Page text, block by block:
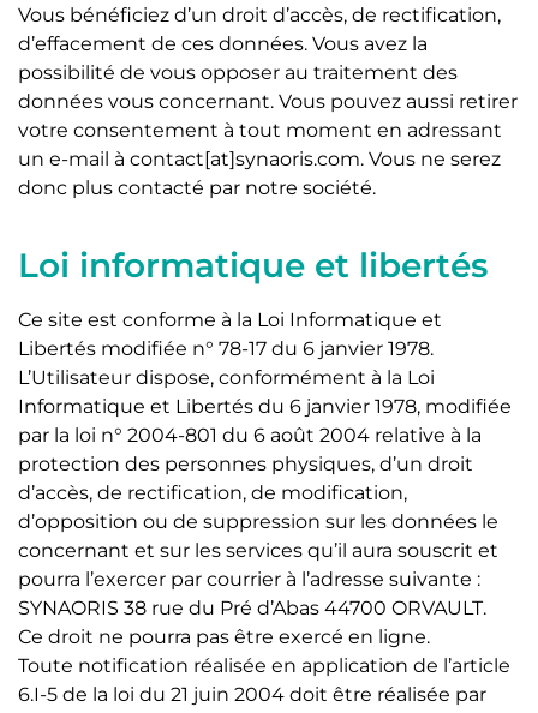
Vous bénéficiez d’un droit d’accès, de rectification,
d’effacement de ces données. Vous avez la
possibilité de vous opposer au traitement des
données vous concernant. Vous pouvez aussi retirer
votre consentement à tout moment en adressant
un e-mail à contact[at]synaoris.com. Vous ne serez
donc plus contacté par notre société.
Loi informatique et libertés
Ce site est conforme à la Loi Informatique et
Libertés modifiée n° 78-17 du 6 janvier 1978.
L’Utilisateur dispose, conformément à la Loi
Informatique et Libertés du 6 janvier 1978, modifiée
par la loi n° 2004-801 du 6 août 2004 relative à la
protection des personnes physiques, d’un droit
d’accès, de rectification, de modification,
d’opposition ou de suppression sur les données le
concernant et sur les services qu’il aura souscrit et
pourra l’exercer par courrier à l’adresse suivante :
SYNAORIS 38 rue du Pré d’Abas 44700 ORVAULT.
Ce droit ne pourra pas être exercé en ligne.
Toute notification réalisée en application de l’article
6.I-5 de la loi du 21 juin 2004 doit être réalisée par